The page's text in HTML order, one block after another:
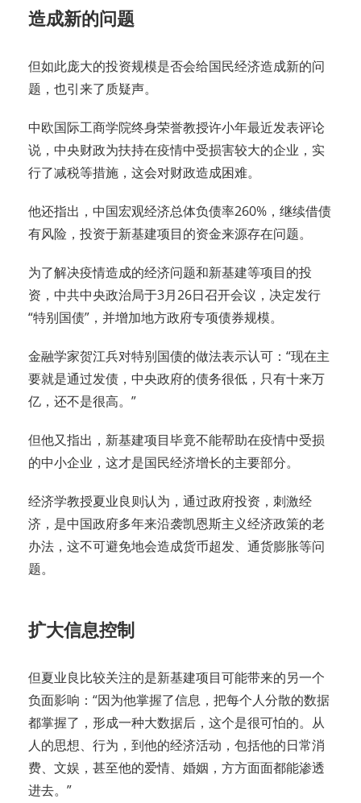
造成新的问题
但如此庞大的投资规模是否会给国民经济造成新的问
题，也引来了质疑声。
中欧国际工商学院终身荣誉教授许小年最近发表评论
说，中央财政为扶持在疫情中受损害较大的企业，实
行了减税等措施，这会对财政造成困难。
他还指出，中国宏观经济总体负债率260%，继续借债
有风险，投资于新基建项目的资金来源存在问题。
为了解决疫情造成的经济问题和新基建等项目的投
资，中共中央政治局于3月26日召开会议，决定发行
“特别国债”，并增加地方政府专项债券规模。
金融学家贺江兵对特别国债的做法表示认可：“现在主
要就是通过发债，中央政府的债务很低，只有十来万
亿，还不是很高。”
但他又指出，新基建项目毕竟不能帮助在疫情中受损
的中小企业，这才是国民经济增长的主要部分。
经济学教授夏业良则认为，通过政府投资，刺激经
济，是中国政府多年来沿袭凯恩斯主义经济政策的老
办法，这不可避免地会造成货币超发、通货膨胀等问
题。
扩大信息控制
但夏业良比较关注的是新基建项目可能带来的另一个
负面影响：“因为他掌握了信息，把每个人分散的数据
都掌握了，形成一种大数据后，这个是很可怕的。从
人的思想、行为，到他的经济活动，包括他的日常消
费、文娱，甚至他的爱情、婚姻，方方面面都能渗透
进去。”